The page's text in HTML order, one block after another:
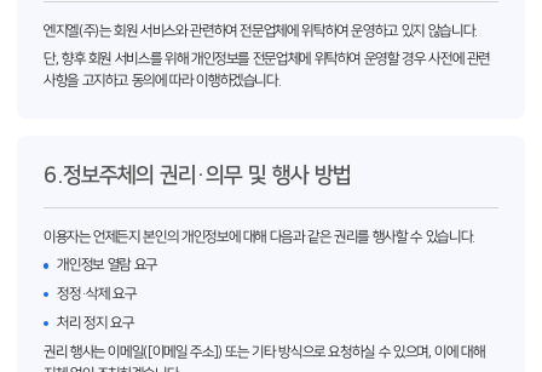
엔지엘(주)는 회원 서비스와 관련하여 전문업체에 위탁하여 운영하고 있지 않습니다.
단, 향후 회원 서비스를 위해 개인정보를 전문업체에 위탁하여 운영할 경우 사전에 관련
사항을 고지하고 동의에 따라 이행하겠습니다.
6.정보주체의 권리·의무 및 행사 방법
이용자는 언제든지 본인의 개인정보에 대해 다음과 같은 권리를 행사할 수 있습니다.
개인정보 열람 요구
정정·삭제 요구
처리 정지 요구
권리 행사는 이메일([이메일 주소]) 또는 기타 방식으로 요청하실 수 있으며, 이에 대해